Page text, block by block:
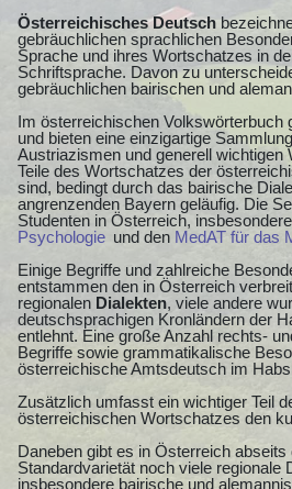
Österreichisches Deutsch
gebräuchlichen sprachlichen
Sprache und ihres Wortschatzes in
Schriftsprache. Davon zu
gebräuchlichen bairischen und
Im österreichischen Volkswörterbuch
und bieten eine einzigartige
Austriazismen und generell wichtigen
Teile des Wortschatzes der
sind, bedingt durch das bairische
angrenzenden Bayern geläufig. Die
Studenten in Österreich,
Psychologie und den MedAT für das
Einige Begriffe und zahlreiche
entstammen den in Österreich
regionalen Dialekten, viele andere
deutschsprachigen Kronländern der
entlehnt. Eine große Anzahl rechts-
Begriffe sowie grammatikalische
österreichische Amtsdeutsch im
Zusätzlich umfasst ein wichtiger Teil
österreichischen Wortschatzes den
Daneben gibt es in Österreich
Standardvarietät noch viele regionale
insbesondere bairische und